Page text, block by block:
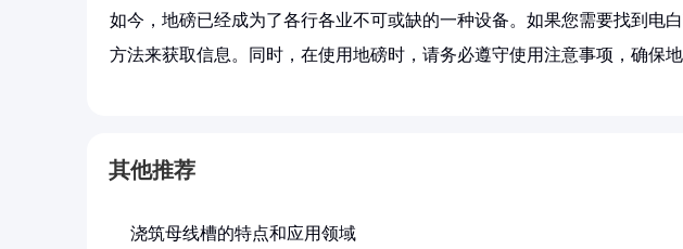
如今，地磅已经成为了各行各业不可或缺的一种设备。如果您需要找到电
方法来获取信息。同时，在使用地磅时，请务必遵守使用注意事项，确保地
其他推荐
浇筑母线槽的特点和应用领域